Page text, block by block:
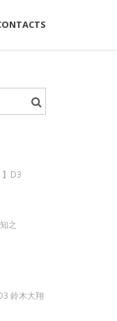
】D3
之
鈴木大翔